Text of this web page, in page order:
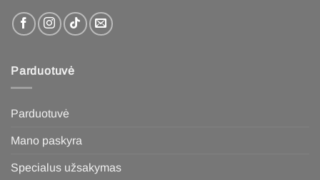
Parduotuvė
Parduotuvė
Mano paskyra
Specialus užsakymas